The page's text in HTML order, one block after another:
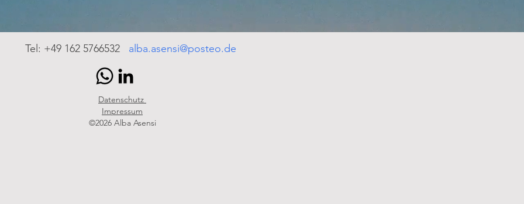
​Tel: +49 162 5766532​ alba.asensi@posteo.de
Datenschutz
Impressum
©2026 Alba Asensi